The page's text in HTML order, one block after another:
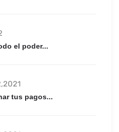
el poder...
tus pagos...